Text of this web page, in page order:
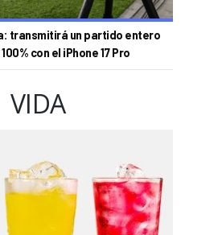
transmitirá un partido entero
con el iPhone 17 Pro
VIDA